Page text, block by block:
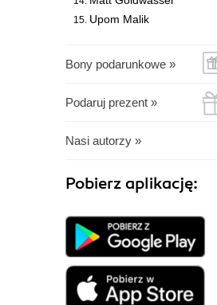
Upom Malik
Bony podarunkowe »
Podaruj prezent »
Nasi autorzy »
Pobierz aplikację: